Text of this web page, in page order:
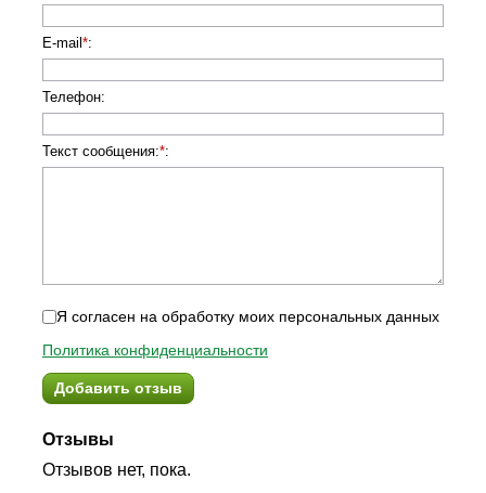
E-mail *:
Телефон:
Текст сообщения:*:
Я согласен на обработку моих персональных данных
Политика конфиденциальности
Добавить отзыв
Отзывы
Отзывов нет, пока.